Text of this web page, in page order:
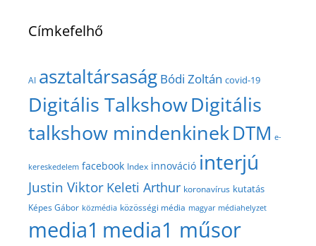
Címkefelhő
AI asztaltársaság Bódi Zoltán covid-19
Digitális TalkshowDigitális
talkshow mindenkinekDTM e-
kereskedelem facebook Index innováció interjú
Justin Viktor Keleti Arthur koronavírus kutatás
Képes Gábor közmédia közösségi média magyar médiahelyzet
media1 media1 műsor